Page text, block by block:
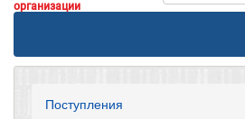
организации
Поступления